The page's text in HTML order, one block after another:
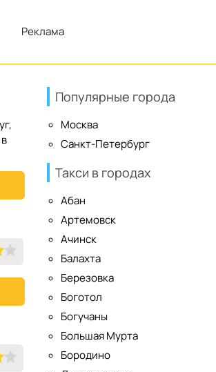
Реклама
Популярные города
Москва
Санкт-Петербург
Такси в городах
Абан
Артемовск
Ачинск
Балахта
Березовка
Боготол
Богучаны
Большая Мурта
Бородино